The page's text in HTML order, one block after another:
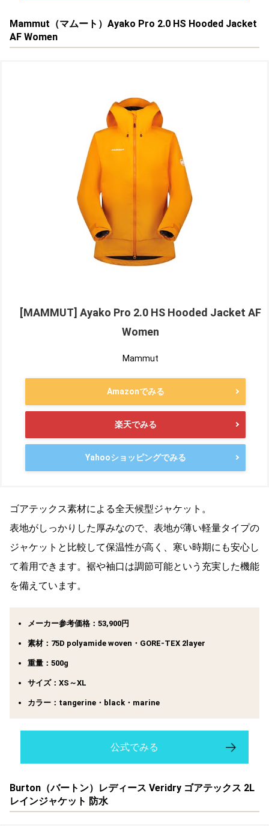
Mammut（マムート）Ayako Pro 2.0 HS Hooded Jacket
AF Women
[MAMMUT] Ayako Pro 2.0 HS Hooded Jacket AF
Women
Mammut
Amazonでみる
楽天でみる
Yahooショッピングでみる
ゴアテックス素材による全天候型ジャケット。
表地がしっかりした厚みなので、表地が薄い軽量タイプの
ジャケットと比較して保温性が高く、寒い時期にも安心し
て着用できます。裾や袖口は調節可能という充実した機能
を備えています。
メーカー参考価格：53,900円
素材：75D polyamide woven・GORE-TEX 2layer
重量：500g
サイズ：XS～XL
カラー：tangerine・black・marine
公式でみる
Burton（バートン）レディース Veridry ゴアテックス 2L
レインジャケット 防水